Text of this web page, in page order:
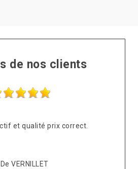
de nos clients
et qualité prix correct.
De VERNILLET